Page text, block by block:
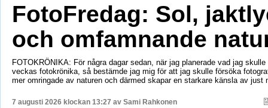
FotoFredag: Sol,
och omfamnande
FOTOKRÖNIKA: För några dagar sedan, när jag planerade vad jag
veckas fotokrönika, så bestämde jag mig för att jag skulle försöka
mer omringade av naturen och därmed skapar en starkare känsla av just
7 augusti 2026 klockan 13:27 av Sami Rahkonen